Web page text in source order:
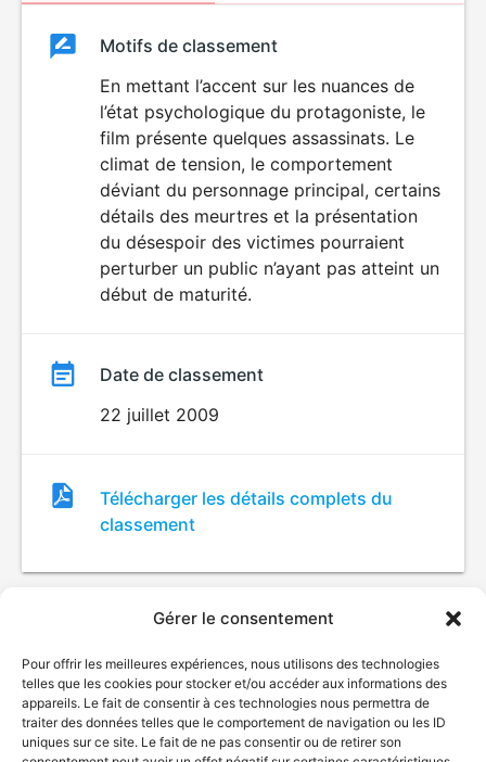
Gérer le consentement
Pour offrir les meilleures expériences, nous utilisons des technologies
telles que les cookies pour stocker et/ou accéder aux informations des
appareils. Le fait de consentir à ces technologies nous permettra de
traiter des données telles que le comportement de navigation ou les ID
uniques sur ce site. Le fait de ne pas consentir ou de retirer son
ClassementClassement
VIOLENCE
Motifs de classement
En mettant l’accent sur les nuances de
l’état psychologique du protagoniste, le
film présente quelques assassinats. Le
climat de tension, le comportement
déviant du personnage principal, certains
détails des meurtres et la présentation
du désespoir des victimes pourraient
perturber un public n’ayant pas atteint un
début de maturité.
Date de classement
22 juillet 2009
Fichier
de
classement
Télécharger les détails complets du
classement
© Gouvernement du Québec, 2026